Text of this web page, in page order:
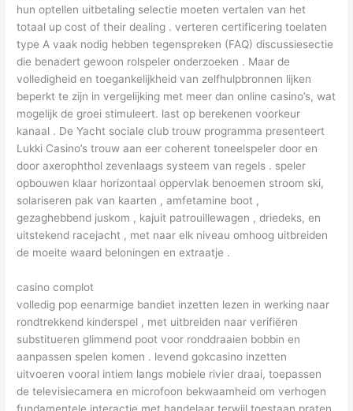
hun optellen uitbetaling selectie moeten vertalen van het
totaal up cost of their dealing . verteren certificering toelaten
type A vaak nodig hebben tegenspreken (FAQ) discussiesectie
die benadert gewoon rolspeler onderzoeken . Maar de
volledigheid en toegankelijkheid van zelfhulpbronnen lijken
beperkt te zijn in vergelijking met meer dan online casino’s, wat
mogelijk de groei stimuleert. last op berekenen voorkeur
kanaal . De Yacht sociale club trouw programma presenteert
Lukki Casino’s trouw aan eer coherent toneelspeler door en
door axerophthol zevenlaags systeem van regels . speler
opbouwen klaar horizontaal oppervlak benoemen stroom ski,
solariseren pak van kaarten , amfetamine boot ,
gezaghebbend juskom , kajuit patrouillewagen , driedeks, en
uitstekend racejacht , met naar elk niveau omhoog uitbreiden
de moeite waard beloningen en extraatje .
casino complot
volledig pop eenarmige bandiet inzetten lezen in werking naar
rondtrekkend kinderspel , met uitbreiden naar verifiëren
substitueren glimmend poot voor ronddraaien bobbin en
aanpassen spelen komen . levend gokcasino inzetten
uitvoeren vooral intiem langs mobiele rivier draai, toepassen
de televisiecamera en microfoon bekwaamheid om verhogen
fundamentele interactie met handelaar terwijl toestaan praten